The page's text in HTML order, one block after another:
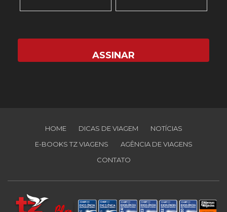
HOME DICAS DE VIAGEM
NOTÍCIAS
E-BOOKS TZ VIAGENS
AGÊNCIA DE VIAGENS
CONTATO